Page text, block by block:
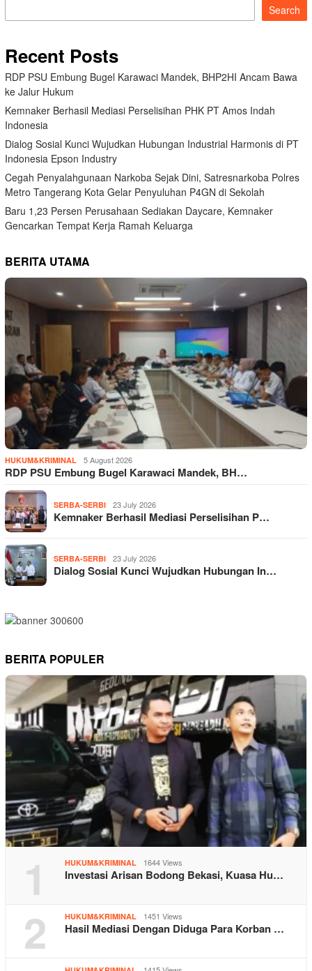
Search
Recent Posts
RDP PSU Embung Bugel Karawaci Mandek, BHP2HI Ancam Bawa
ke Jalur Hukum
Kemnaker Berhasil Mediasi Perselisihan PHK PT Amos Indah
Indonesia
Dialog Sosial Kunci Wujudkan Hubungan Industrial Harmonis di PT
Indonesia Epson Industry
Cegah Penyalahgunaan Narkoba Sejak Dini, Satresnarkoba Polres
Metro Tangerang Kota Gelar Penyuluhan P4GN di Sekolah
Baru 1,23 Persen Perusahaan Sediakan Daycare, Kemnaker
Gencarkan Tempat Kerja Ramah Keluarga
BERITA UTAMA
HUKUM&KRIMINAL 5 August 2026
RDP PSU Embung Bugel Karawaci Mandek, BH…
SERBA-SERBI 23 July 2026
Kemnaker Berhasil Mediasi Perselisihan P…
SERBA-SERBI 23 July 2026
Dialog Sosial Kunci Wujudkan Hubungan In…
BERITA POPULER
1 HUKUM&KRIMINAL 1644 Views
Investasi Arisan Bodong Bekasi, Kuasa Hu…
2 HUKUM&KRIMINAL 1451 Views
Hasil Mediasi Dengan Diduga Para Korban …